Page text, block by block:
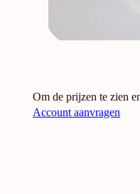
Om de prijzen te zien
Account aanvragen